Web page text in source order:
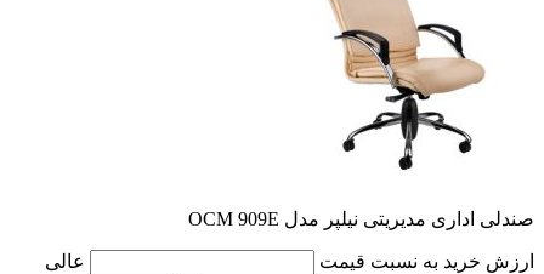
صندلی اداری مدیریتی نیلپر مدل OCM 909E
ارزش خرید به نسبت قیمت
عالی